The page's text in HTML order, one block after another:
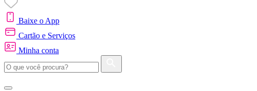
Baixe o App
Cartão e Serviços
Minha conta